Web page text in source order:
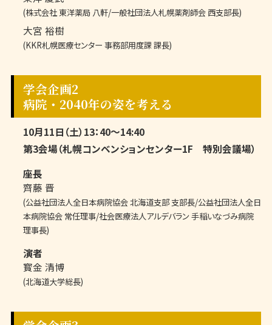
(株式会社 東洋薬局 八軒/一般社団法人札幌薬剤師会 西支部長)
大宮 裕樹
(KKR札幌医療センター 事務部用度課 課長)
学会企画2
病院・2040年の姿を考える
10月11日（土）13：40～14:40
第3会場（札幌コンベンションセンター1F 特別会議場）
座長
齊藤 晋
(公益社団法人全日本病院協会 北海道支部 支部長/公益社団法人全日
本病院協会 常任理事/社会医療法人アルデバラン 手稲いなづみ病院
理事長)
演者
寳金 清博
(北海道大学総長)